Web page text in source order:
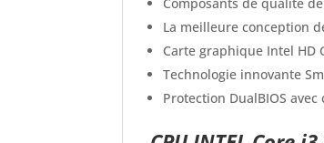
La meilleure conception
Carte graphique Intel HD
Technologie innovante
Protection DualBIOS